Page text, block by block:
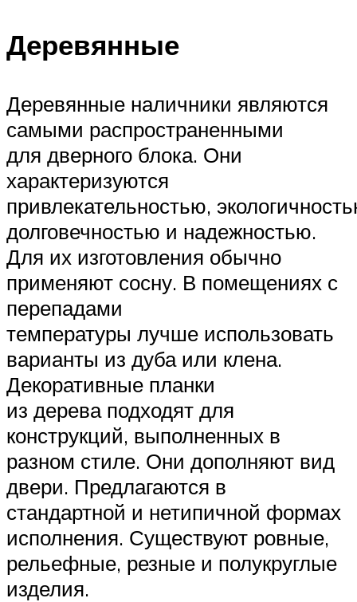
Деревянные
Деревянные наличники являются
самыми распространенными
для дверного блока. Они
характеризуются
привлекательностью,
долговечностью и надежностью.
Для их изготовления обычно
применяют сосну. В помещениях с
перепадами
температуры лучше использовать
варианты из дуба или клена.
Декоративные планки
из дерева подходят для
конструкций, выполненных в
разном стиле. Они дополняют вид
двери. Предлагаются в
стандартной и нетипичной формах
исполнения. Существуют ровные,
рельефные, резные и полукруглые
изделия.